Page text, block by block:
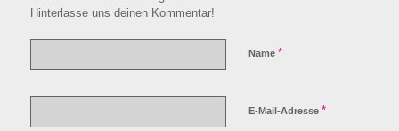
Hinterlasse uns deinen Kommentar!
Name *
E-Mail-Adresse *